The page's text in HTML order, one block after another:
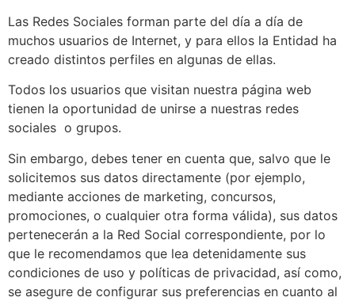
Las Redes Sociales forman parte del día a día de
muchos usuarios de Internet, y para ellos la Entidad ha
creado distintos perfiles en algunas de ellas.
Todos los usuarios que visitan nuestra página web
tienen la oportunidad de unirse a nuestras redes
sociales o grupos.
Sin embargo, debes tener en cuenta que, salvo que le
solicitemos sus datos directamente (por ejemplo,
mediante acciones de marketing, concursos,
promociones, o cualquier otra forma válida), sus datos
pertenecerán a la Red Social correspondiente, por lo
que le recomendamos que lea detenidamente sus
condiciones de uso y políticas de privacidad, así como,
se asegure de configurar sus preferencias en cuanto al